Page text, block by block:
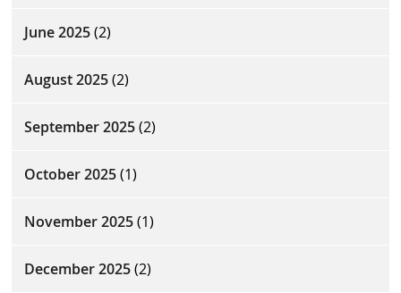
June 2025(2)
August 2025(2)
September 2025(2)
October 2025(1)
November 2025(1)
December 2025(2)